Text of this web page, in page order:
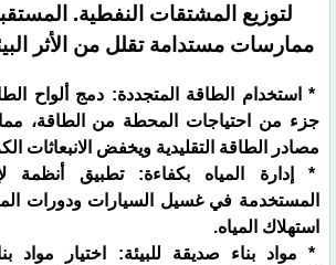
لتوزيع المشتقات النفطية.
ممارسات مستدامة تقلل من الأثر
* استخدام الطاقة المتجددة: دمج ألواح
جزء من احتياجات المحطة من الطاقة، مما
مصادر الطاقة التقليدية ويخفض الانبعاثات
* إدارة المياه بكفاءة: تطبيق أنظمة
المستخدمة في غسيل السيارات ودورات
استهلاك المياه.
* مواد بناء صديقة للبيئة: اختيار مواد